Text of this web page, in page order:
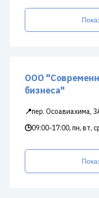
ООО
бизнеса"
📍пер. Осоавиахима,
🕒09:00-17:00, пн, вт,